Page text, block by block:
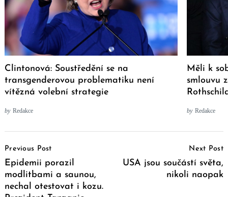
Clintonová: Soustředění se na
transgenderovou problematiku není
vítězná volební strategie
by Redakce
Měli k
smlouvu
by Redakce
Navigation
Previous Post
Epidemii porazil
modlitbami a saunou,
nechal otestovat i kozu.
Next Post
USA jsou součástí světa,
nikoli naopak